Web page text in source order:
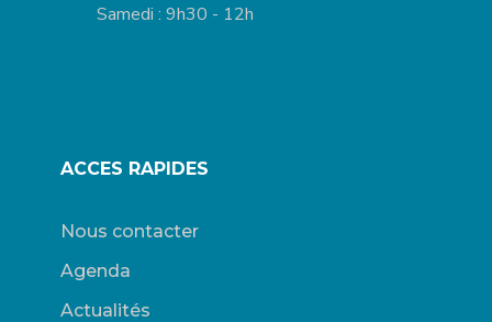
Samedi : 9h30 - 12h
ACCES RAPIDES
Nous contacter
Agenda
Actualités